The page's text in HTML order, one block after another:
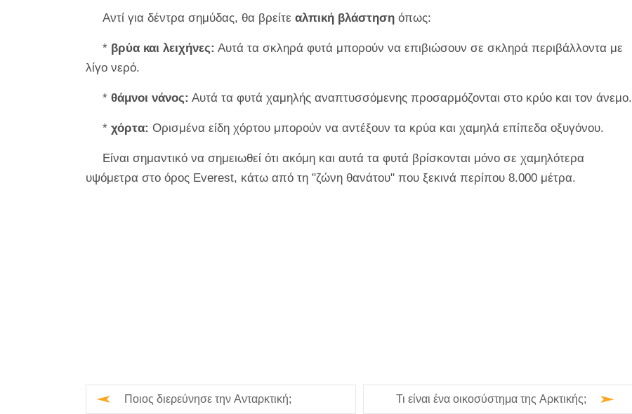
Αντί για δέντρα σημύδας, θα βρείτε αλπική βλάστηση όπως:
* βρύα και λειχήνες: Αυτά τα σκληρά φυτά μπορούν να επιβιώσουν σε σκληρά περιβάλλοντα με
λίγο νερό.
* θάμνοι νάνος: Αυτά τα φυτά χαμηλής αναπτυσσόμενης προσαρμόζονται στο κρύο και τον άνεμο.
* χόρτα: Ορισμένα είδη χόρτου μπορούν να αντέξουν τα κρύα και χαμηλά επίπεδα οξυγόνου.
Είναι σημαντικό να σημειωθεί ότι ακόμη και αυτά τα φυτά βρίσκονται μόνο σε χαμηλότερα
υψόμετρα στο όρος Everest, κάτω από τη "ζώνη θανάτου" που ξεκινά περίπου 8.000 μέτρα.
Ποιος διερεύνησε την Ανταρκτική; Τι είναι ένα οικοσύστημα της Αρκτικής;